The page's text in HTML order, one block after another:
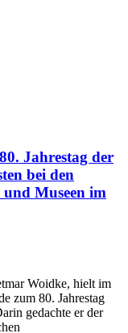
Jahrestag der
bei den
Museen im
Woidke, hielt im
zum 80. Jahrestag
gedachte er der